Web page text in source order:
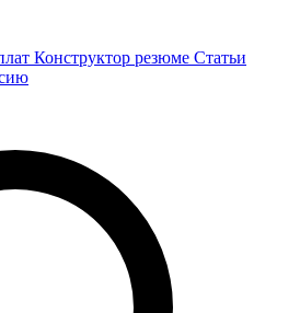
Конструктор резюме Статьи